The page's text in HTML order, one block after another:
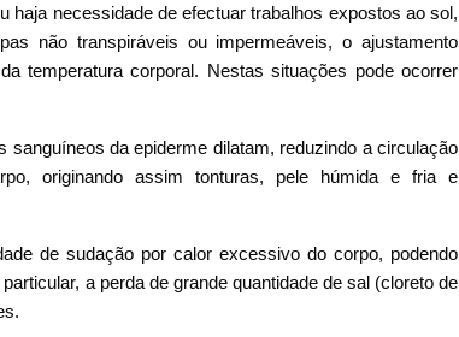
haja necessidade de efectuar trabalhos expostos ao sol,
não transpiráveis ou impermeáveis, o ajustamento
temperatura corporal. Nestas situações pode ocorrer
da epiderme dilatam, reduzindo a circulação
originando assim tonturas, pele húmida e fria e
de sudação por calor excessivo do corpo, podendo
a perda de grande quantidade de sal (cloreto de